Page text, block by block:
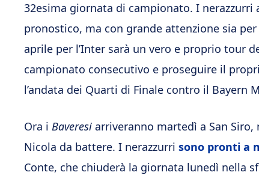
32esima giornata di campionato. I
pronostico, ma con grande attenzione sia
aprile per l’Inter sarà un vero e proprio tour
campionato consecutivo e proseguire il
l’andata dei Quarti di Finale contro il Bayern
Ora i Baveresi arriveranno martedì a San
Nicola da battere. I nerazzurri sono pronti a
Conte, che chiuderà la giornata lunedì nella